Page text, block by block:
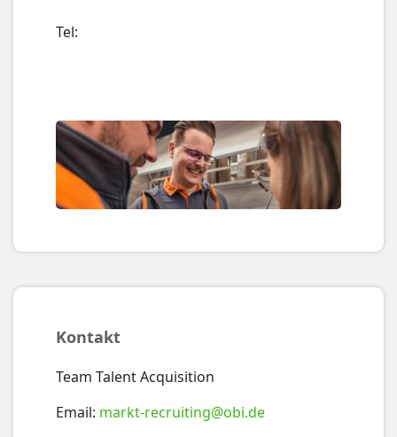
Tel:
Kontakt
Team Talent Acquisition
Email: markt-recruiting@obi.de